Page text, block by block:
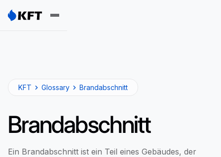
KFT Glossary Brandabschnitt
Brandabschnitt
Ein Brandabschnitt ist ein Teil eines Gebäudes, der